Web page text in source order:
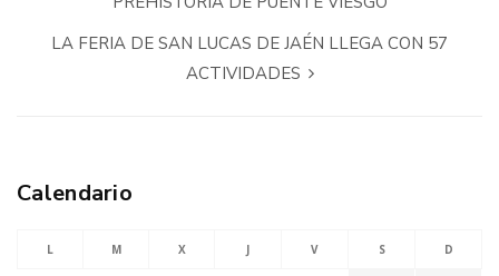
LA FERIA DE SAN LUCAS DE JAÉN LLEGA CON 57
ACTIVIDADES
Calendario
L M X J V S D